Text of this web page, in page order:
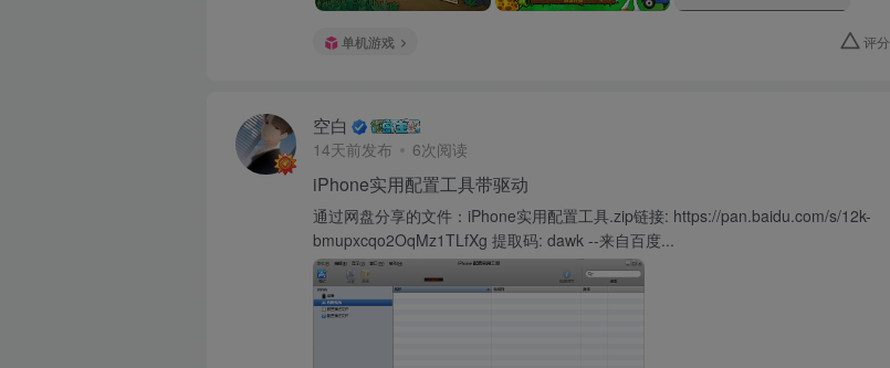
单机游戏 评分
空白
14天前发布 6次阅读
iPhone实用配置工具带驱动
通过网盘分享的文件：iPhone实用配置工具.zip链接: https://pan.baidu.com/s/12k-
bmupxcqo2OqMz1TLfXg 提取码: dawk --来自百度...